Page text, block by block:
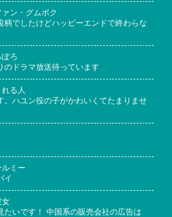
ン・グムボク
柄でしたけどハッピーエンドで終わらな
ろ
のドラマ放送待っています
る人
。ハユン役の子がかわいくてたまりませ
ミー
イ
女
たいです！ 中国系の販売会社の広告は